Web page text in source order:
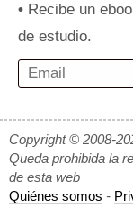
• Recibe un
de estudio.
Copyright © 2008-
Queda prohibida la
de esta web
Quiénes somos -